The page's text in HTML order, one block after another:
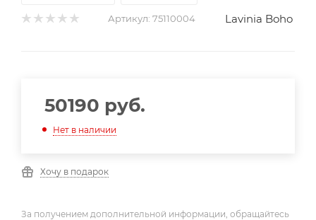
Артикул: 75110004 Lavinia Boho
50190 руб.
Нет в наличии
Хочу в подарок
За получением дополнительной информации, обращайтесь